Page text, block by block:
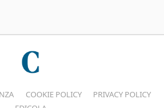
COOKIE POLICY
PRIVACY POLICY